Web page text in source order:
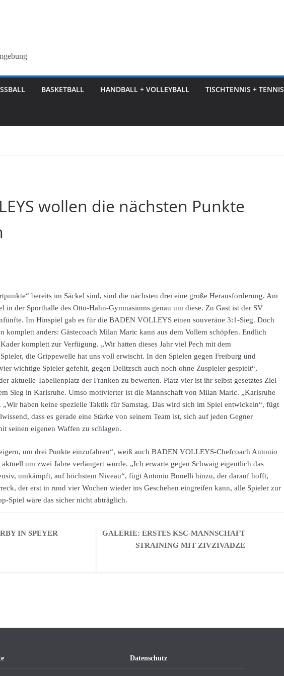
BASKETBALL HANDBALL + VOLLEYBALL TISCHTENNIS + TENNIS
wollen die nächsten Punkte
bereits im Säckel sind, sind die nächsten drei eine große Herausforderung. Am
in der Sporthalle des Otto-Hahn-Gymnasiums genau um diese. Zu Gast ist der SV
Im Hinspiel gab es für die BADEN VOLLEYS einen souveräne 3:1-Sieg. Doch
komplett anders: Gästecoach Milan Maric kann aus dem Vollem schöpfen. Endlich
komplett zur Verfügung. „Wir hatten dieses Jahr viel Pech mit dem
die Grippewelle hat uns voll erwischt. In den Spielen gegen Freiburg und
wichtige Spieler gefehlt, gegen Delitzsch auch noch ohne Zuspieler gespielt“,
aktuelle Tabellenplatz der Franken zu bewerten. Platz vier ist ihr selbst gesetztes Ziel
Sieg in Karlsruhe. Umso motivierter ist die Mannschaft von Milan Maric. „Karlsruhe
„Wir haben keine spezielle Taktik für Samstag. Das wird sich im Spiel entwickeln“, fügt
dass es gerade eine Stärke von seinem Team ist, sich auf jeden Gegner
seinen eigenen Waffen zu schlagen.
um drei Punkte einzufahren“, weiß auch BADEN VOLLEYS-Chefcoach Antonio
um zwei Jahre verlängert wurde. „Ich erwarte gegen Schwaig eigentlich das
umkämpft, auf höchstem Niveau“, fügt Antonio Bonelli hinzu, der darauf hofft,
der erst in rund vier Wochen wieder ins Geschehen eingreifen kann, alle Spieler zur
Spiel wäre das sicher nicht abträglich.
IN SPEYER
GALERIE: ERSTES KSC-MANNSCHAFT
STRAINING MIT ZIVZIVADZE
Datenschutz